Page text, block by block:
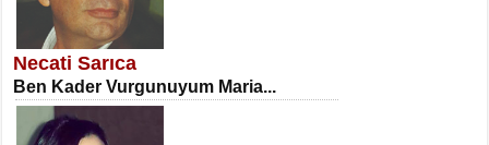
NECLA DİLEK ARSLAN
Öğretmenler Günü Mahkemesi...
Necati Sarıca
Ben Kader Vurgunuyum Maria...